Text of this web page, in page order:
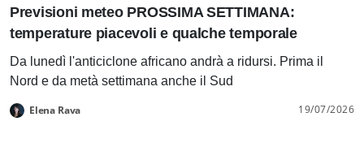
Previsioni meteo PROSSIMA SETTIMANA:
temperature piacevoli e qualche temporale
Da lunedì l'anticiclone africano andrà a ridursi. Prima il
Nord e da metà settimana anche il Sud
Elena Rava 19/07/2026